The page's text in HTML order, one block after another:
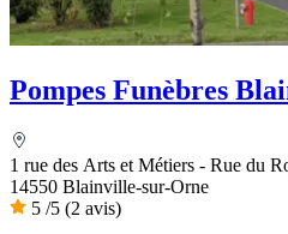
Pompes Funèbres
1 rue des Arts et Métiers - Rue du
14550 Blainville-sur-Orne
5 /5 (2 avis)